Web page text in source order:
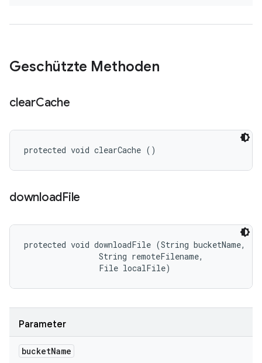
Geschützte Methoden
clearCache
protected void clearCache ()
downloadFile
protected void downloadFile (String bucketName,
                String remoteFilename,
                File localFile)
Parameter
bucketName